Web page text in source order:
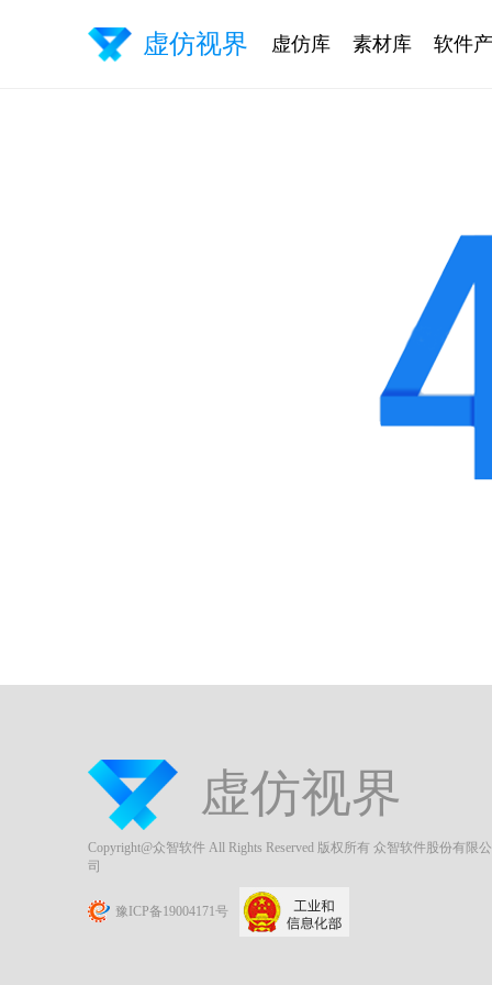
虚仿视界 虚仿库 素材库 软件
虚仿视界
Copyright@众智软件 All Rights Reserved 版权所有 众智软件股份有限公
司
豫ICP备19004171号